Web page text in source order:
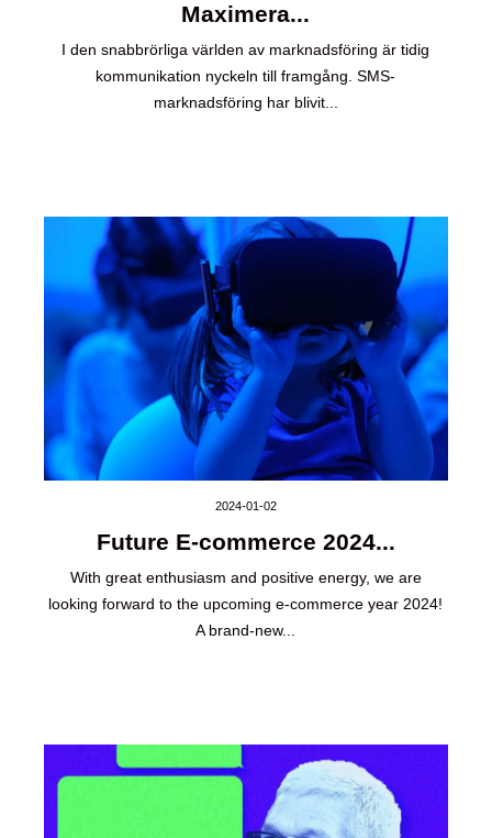
Maximera...
I den snabbrörliga världen av marknadsföring är tidig
kommunikation nyckeln till framgång. SMS-
marknadsföring har blivit...
2024-01-02
Future E-commerce 2024...
With great enthusiasm and positive energy, we are
looking forward to the upcoming e-commerce year 2024!
A brand-new...